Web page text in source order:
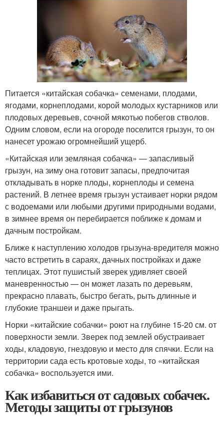
Питается «китайская собачка» семенами, плодами,
ягодами, корнеплодами, корой молодых кустарников или
плодовых деревьев, сочной мякотью побегов стволов.
Одним словом, если на огороде поселится грызун, то он
нанесет урожаю огромнейший ущерб.
«Китайская или земляная собачка» — запасливый
грызун, на зиму она готовит запасы, предпочитая
откладывать в норке плоды, корнеплоды и семена
растений. В летнее время грызун устаивает норки рядом
с водоемами или любыми другими природными водами,
в зимнее время он перебирается поближе к домам и
дачным постройкам.
Ближе к наступлению холодов грызуна-вредителя можно
часто встретить в сараях, дачных постройках и даже
теплицах. Этот пушистый зверек удивляет своей
маневренностью — он может лазать по деревьям,
прекрасно плавать, быстро бегать, рыть длинные и
глубокие траншеи и даже прыгать.
Норки «китайские собачки» роют на глубине 15-20 см. от
поверхности земли. Зверек под землей обустраивает
ходы, кладовую, гнездовую и место для спячки. Если на
территории сада есть кротовые ходы, то «китайская
собачка» воспользуется ими.
Как избавиться от садовых собачек.
Методы защиты от грызунов